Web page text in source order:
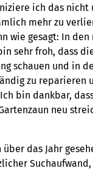
ich das nicht
mehr zu
wie gesagt: In
sehr froh, dass
schauen und in
zu reparieren
bin dankbar,
neu
das Jahr